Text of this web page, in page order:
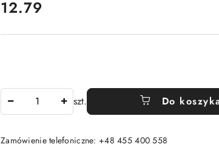
cena:
12.79
szt. Do
Zamówienie telefoniczne: +48 455 400 558